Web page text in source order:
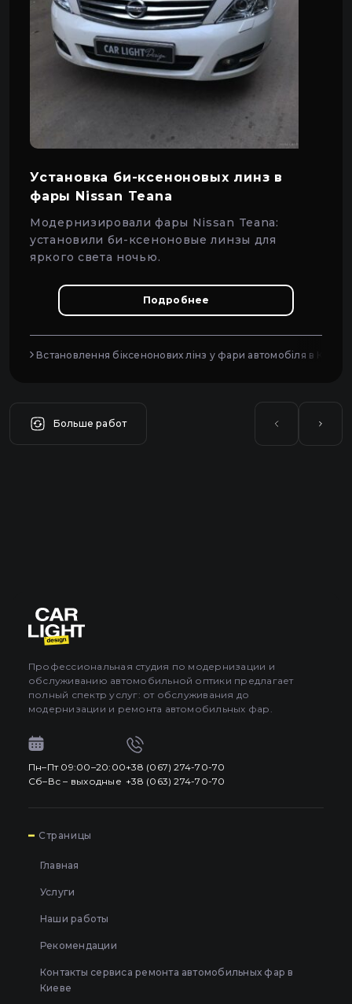
Установка би-ксеноновых линз в
фары Nissan Teana
Модернизировали фары Nissan Teana:
установили би-ксеноновые линзы для
яркого света ночью.
Подробнее
Встановлення біксенонових лінз у фари автомобіля в Києві
Больше работ
Профессиональная студия по модернизации и
обслуживанию автомобильной оптики предлагает
полный спектр услуг: от обслуживания до
модернизации и ремонта автомобильных фар.
Пн–Пт 09:00–20:00
Сб–Вс – выходные
+38 (067) 274-70-70
+38 (063) 274-70-70
Страницы
Главная
Услуги
Наши работы
Рекомендации
Контакты сервиса ремонта автомобильных фар в
Киеве